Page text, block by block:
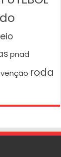
pnad
roda